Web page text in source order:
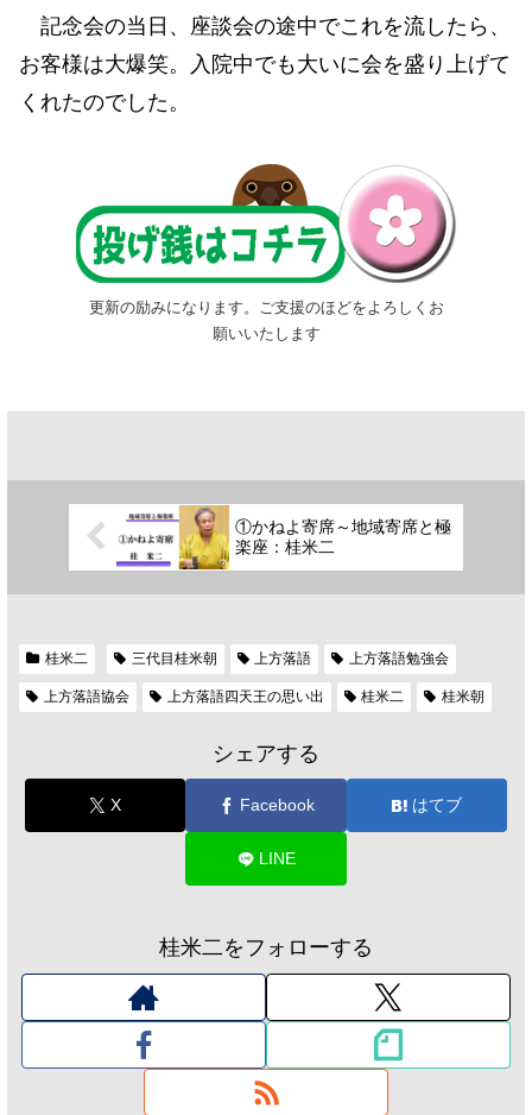
記念会の当日、座談会の途中でこれを流したら、
お客様は大爆笑。入院中でも大いに会を盛り上げて
くれたのでした。
更新の励みになります。ご支援のほどをよろしくお
願いいたします
①かねよ寄席～地域寄席と極
楽座：桂米二
桂米二 三代目桂米朝 上方落語 上方落語勉強会
上方落語協会 上方落語四天王の思い出 桂米二 桂米朝
シェアする
X Facebook はてブ
LINE
桂米二をフォローする